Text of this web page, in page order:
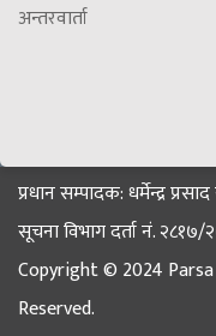
अन्तरवार्ता
प्रधान सम्पादक: धर्मेन्द्र
सूचना विभाग दर्ता नं.
Copyright © 2024
Reserved.